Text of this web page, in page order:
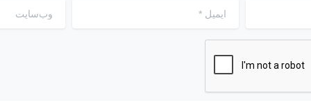
ایمیل وب‌سایت